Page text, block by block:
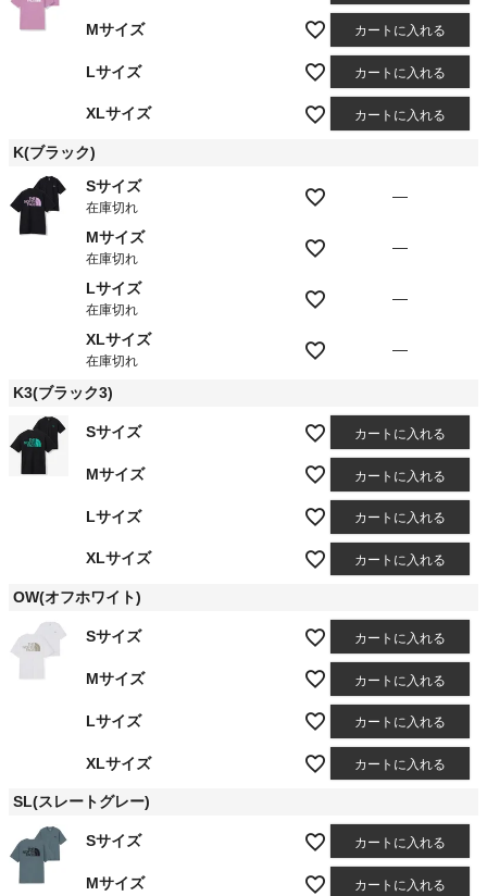
Mサイズ カートに入れる
Lサイズ カートに入れる
XLサイズ カートに入れる
K(ブラック)
Sサイズ
在庫切れ
—
Mサイズ
在庫切れ
—
Lサイズ
在庫切れ
—
XLサイズ
在庫切れ
—
K3(ブラック3)
Sサイズ カートに入れる
Mサイズ カートに入れる
Lサイズ カートに入れる
XLサイズ カートに入れる
OW(オフホワイト)
Sサイズ カートに入れる
Mサイズ カートに入れる
Lサイズ カートに入れる
XLサイズ カートに入れる
SL(スレートグレー)
Sサイズ カートに入れる
Mサイズ カートに入れる